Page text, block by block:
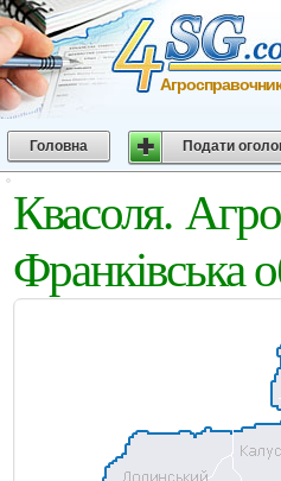
Головна Подати
Квасоля.
Франківська